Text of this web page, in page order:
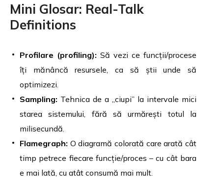
Mini Glosar: Real-Talk
Definitions
Profilare (profiling): Să vezi ce funcții/procese
îți mănâncă resursele, ca să știi unde să
optimizezi.
Sampling: Tehnica de a „ciupi” la intervale mici
starea sistemului, fără să urmărești totul la
milisecundă.
Flamegraph: O diagramă colorată care arată cât
timp petrece fiecare funcție/proces – cu cât bara
e mai lată, cu atât consumă mai mult.